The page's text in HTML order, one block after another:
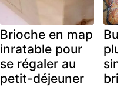
Brioche en map
inratable pour
se régaler au
petit-déjeuner
plus